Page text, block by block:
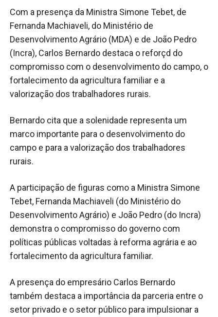
Com a presença da Ministra Simone Tebet, de
Fernanda Machiaveli, do Ministério de
Desenvolvimento Agrário (MDA) e de João Pedro
(Incra), Carlos Bernardo destaca o reforçd do
compromisso com o desenvolvimento do campo, o
fortalecimento da agricultura familiar e a
valorização dos trabalhadores rurais.
Bernardo cita que a solenidade representa um
marco importante para o desenvolvimento do
campo e para a valorização dos trabalhadores
rurais.
A participação de figuras como a Ministra Simone
Tebet, Fernanda Machiaveli (do Ministério do
Desenvolvimento Agrário) e João Pedro (do Incra)
demonstra o compromisso do governo com
políticas públicas voltadas à reforma agrária e ao
fortalecimento da agricultura familiar.
A presença do empresário Carlos Bernardo
também destaca a importância da parceria entre o
setor privado e o setor público para impulsionar a